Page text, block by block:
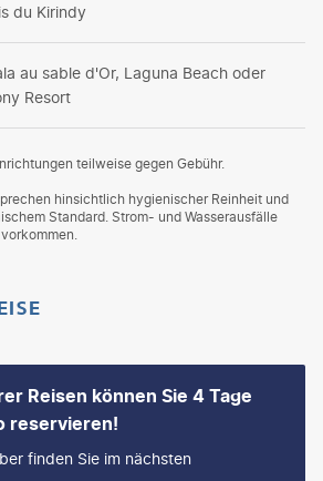
du Kirindy
au sable d'Or, Laguna Beach oder
Resort
teilweise gegen Gebühr.
hinsichtlich hygienischer Reinheit und
Standard. Strom- und Wasserausfälle
Reisen können Sie 4 Tage
reservieren!
finden Sie im nächsten